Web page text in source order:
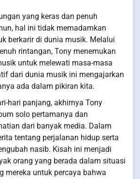
yang keras dan penuh
hal ini tidak memadamkan
berkarir di dunia musik. Melalui
rintangan, Tony menemukan
untuk melewati masa-masa
dari dunia musik ini mengajarkan
ada dalam pikiran kita.
hari panjang, akhirnya Tony
solo pertamanya dan
dari banyak media. Dalam
tentang perjalanan hidup serta
nasib. Kisah ini menjadi
orang yang berada dalam situasi
mereka untuk percaya bahwa